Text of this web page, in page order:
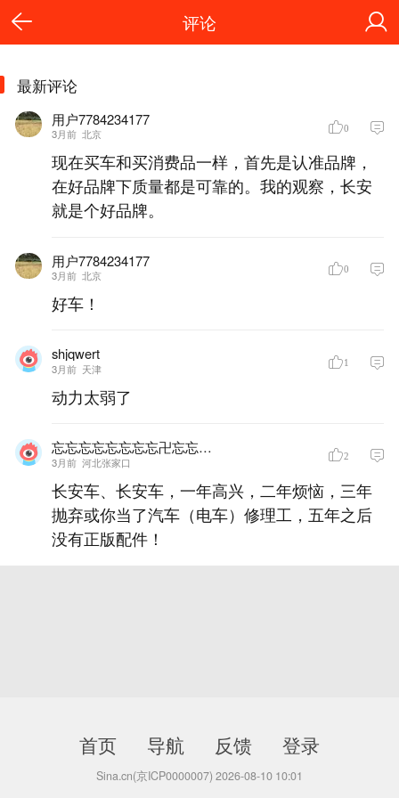
评论
最新评论
用户7784234177
3月前 北京 0
现在买车和买消费品一样，首先是认准品牌，
在好品牌下质量都是可靠的。我的观察，长安
就是个好品牌。
用户7784234177
3月前 北京 0
好车！
shjqwert
3月前 天津 1
动力太弱了
忘忘忘忘忘忘忘忘卍忘忘忘忘忘忘
3月前 河北张家口 2
长安车、长安车，一年高兴，二年烦恼，三年
抛弃或你当了汽车（电车）修理工，五年之后
没有正版配件！
首页 导航 反馈 登录
Sina.cn(京ICP0000007) 2026-08-10 10:01